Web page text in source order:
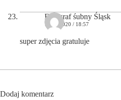
Fotograf śubny Śląsk
16/05/2020 / 18:57
super zdjęcia gratuluje
Dodaj komentarz